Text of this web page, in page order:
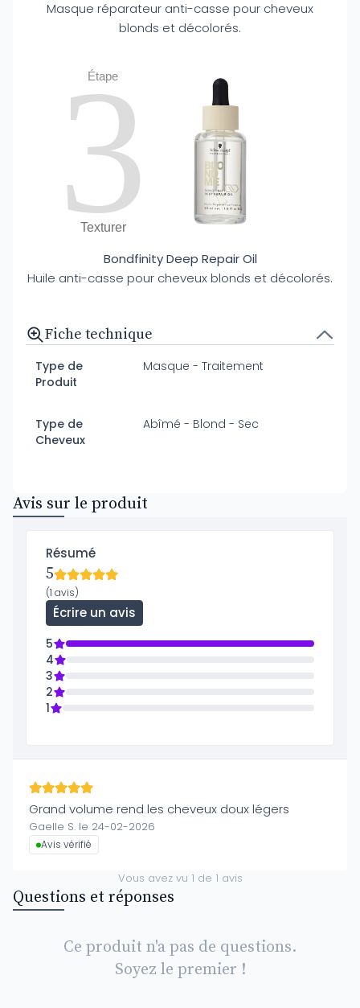
Masque réparateur anti-casse pour cheveux
blonds et décolorés.
Étape
3
Texturer
Bondfinity Deep Repair Oil
Huile anti-casse pour cheveux blonds et décolorés.
Fiche technique
Type de
Produit
Masque - Traitement
Type de
Cheveux
Abîmé - Blond - Sec
Avis sur le produit
Résumé
5
(1 avis)
Écrire un avis
5
4
3
2
1
Grand volume rend les cheveux doux légers
Gaelle S. le 24-02-2026
Avis vérifié
Vous avez vu 1 de 1 avis
Questions et réponses
Ce produit n'a pas de questions.
Soyez le premier !